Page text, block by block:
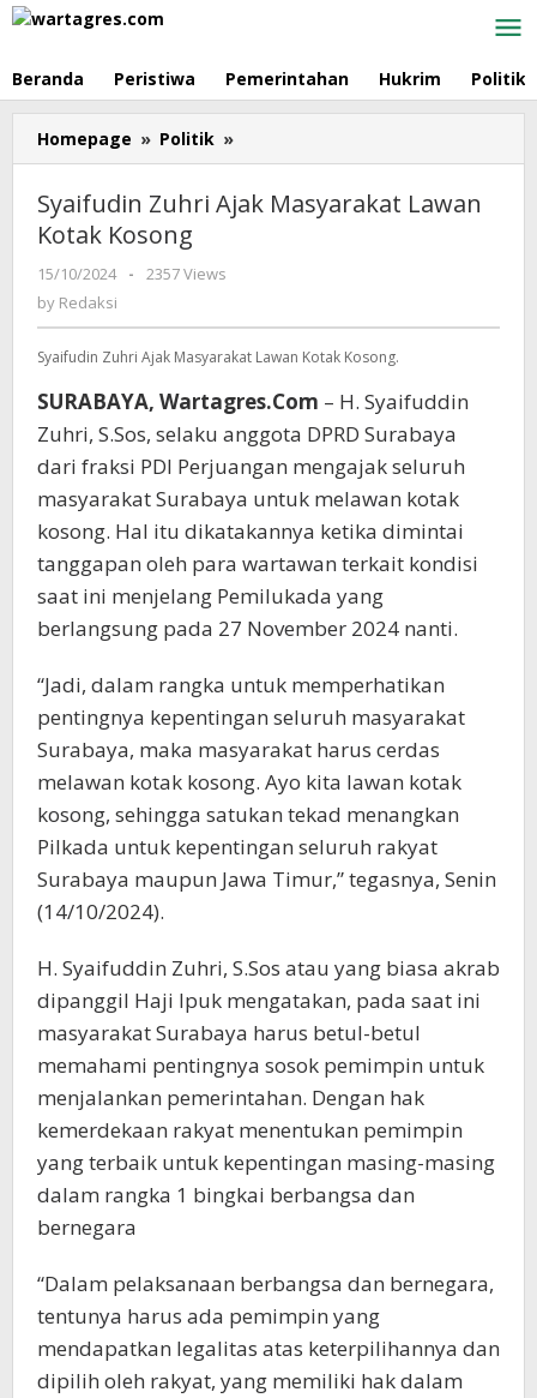
Skip
Beranda Peristiwa Pemerintahan Hukrim Politik
Homepage » Politik »
Zuhri
Ajak
Masyarakat
Syaifudin Zuhri Ajak Masyarakat Lawan
Kotak Kosong
15/10/2024
by
-
2357 Views
by Redaksi
Syaifudin Zuhri Ajak Masyarakat Lawan Kotak Kosong.
SURABAYA, Wartagres.Com – H. Syaifuddin
Zuhri, S.Sos, selaku anggota DPRD Surabaya
dari fraksi PDI Perjuangan mengajak seluruh
masyarakat Surabaya untuk melawan kotak
kosong. Hal itu dikatakannya ketika dimintai
tanggapan oleh para wartawan terkait kondisi
saat ini menjelang Pemilukada yang
berlangsung pada 27 November 2024 nanti.
“Jadi, dalam rangka untuk memperhatikan
pentingnya kepentingan seluruh masyarakat
Surabaya, maka masyarakat harus cerdas
melawan kotak kosong. Ayo kita lawan kotak
kosong, sehingga satukan tekad menangkan
Pilkada untuk kepentingan seluruh rakyat
Surabaya maupun Jawa Timur,” tegasnya, Senin
(14/10/2024).
H. Syaifuddin Zuhri, S.Sos atau yang biasa akrab
dipanggil Haji Ipuk mengatakan, pada saat ini
masyarakat Surabaya harus betul-betul
memahami pentingnya sosok pemimpin untuk
menjalankan pemerintahan. Dengan hak
kemerdekaan rakyat menentukan pemimpin
yang terbaik untuk kepentingan masing-masing
dalam rangka 1 bingkai berbangsa dan
bernegara
“Dalam pelaksanaan berbangsa dan bernegara,
tentunya harus ada pemimpin yang
mendapatkan legalitas atas keterpilihannya dan
dipilih oleh rakyat, yang memiliki hak dalam